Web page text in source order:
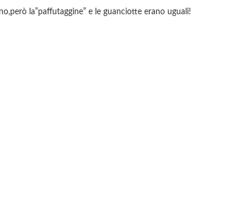
la”paffutaggine” e le guanciotte erano uguali!